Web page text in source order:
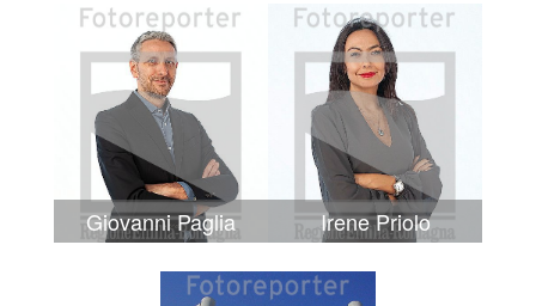
Giovanni Paglia Irene Priolo